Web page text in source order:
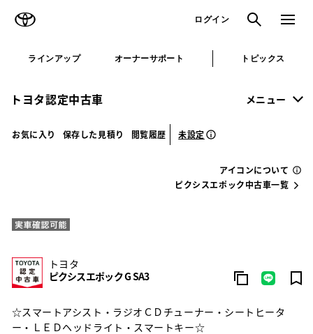
ログイン 検索 メニュ
ラインアップ オーナーサポート トピックス
トヨタ認定中古車 メニュー
お気に入り 保存した見積り 閲覧履歴 未設定
アイコンについて
ピクシスエポック中古車一覧
トヨタ
ピクシスエポック G SA3
☆スマートアシスト・ラジオＣＤチューナー・シートヒータ
ー・ＬＥＤヘッドライト・スマートキー☆